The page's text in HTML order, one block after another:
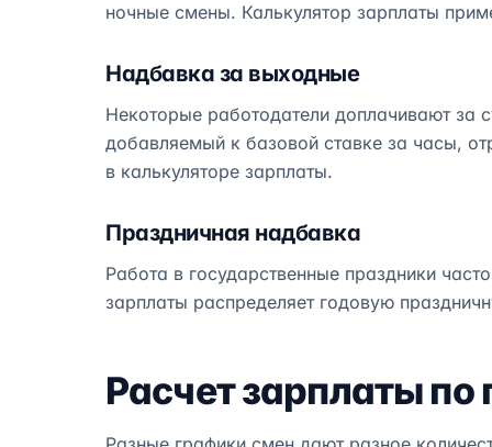
ночные смены. Калькулятор зарплаты
Надбавка за выходные
Некоторые работодатели доплачивают за
добавляемый к базовой ставке за часы,
в калькуляторе зарплаты.
Праздничная надбавка
Работа в государственные праздники
зарплаты распределяет годовую
Расчет зарплаты